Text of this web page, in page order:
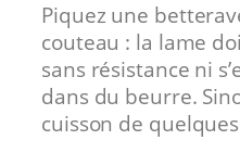
Piquez une
couteau : la lame
sans résistance ni
dans du beurre.
cuisson de